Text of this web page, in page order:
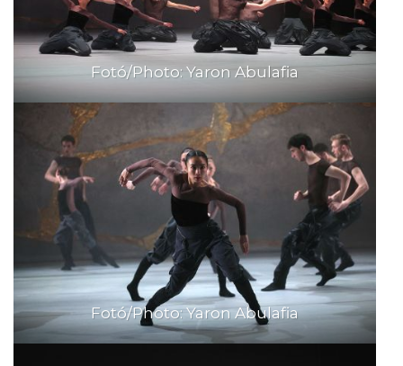
Fotó/Photo: Yaron Abulafia
Fotó/Photo: Yaron Abulafia